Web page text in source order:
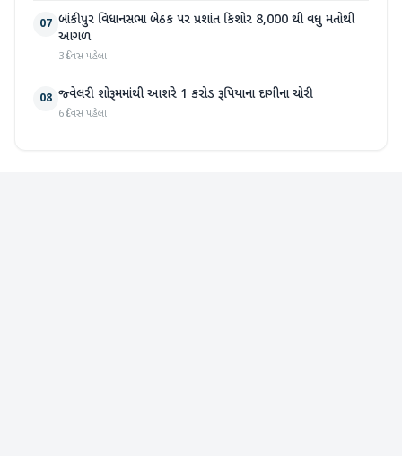
07 બાંકીપુર વિધાનસભા બેઠક પર પ્રશાંત કિશોર 8,000 થી વધુ મતોથી
આગળ
3 દિવસ પહેલા
08 જ્વેલરી શોરૂમમાંથી આશરે 1 કરોડ રૂપિયાના દાગીના ચોરી
6 દિવસ પહેલા